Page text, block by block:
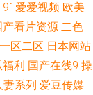
版 99精品热8 青青
站无码 日韩欧美综
A片 伊人久久国产
91爱爱视频 欧美
产看片资源 二色
区二区 日本网站
福利 国产在线9 操
妻系列 爱豆传媒